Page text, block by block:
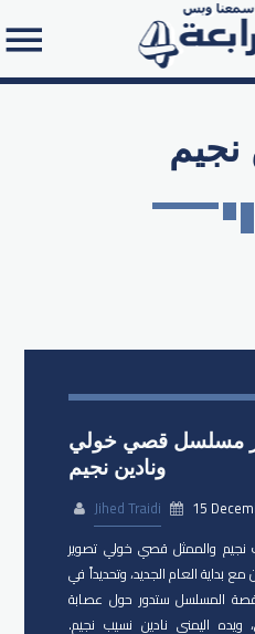
نجيم
مسلسل قصي خولي
ونادين نجيم
Jihed Traidi
15
نجيم والممثل ​قصي خولي تصوير
في لبنان مع بداية العام الجديد، وتحديداً في
المسلسل ستدور حول عصابة
اليمنى نادين نسيب نجيم.